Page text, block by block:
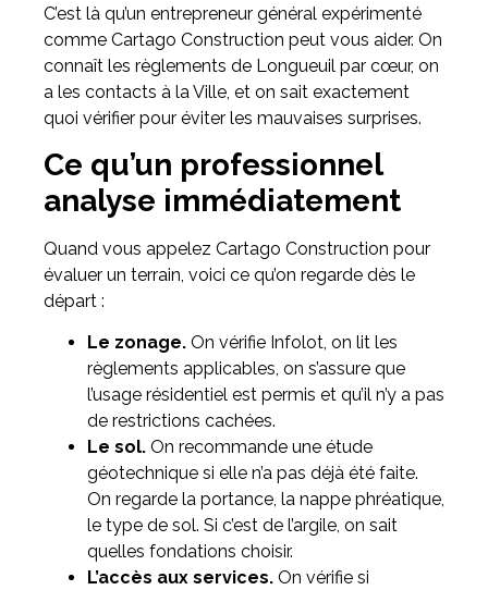
C’est là qu’un entrepreneur général expérimenté
comme Cartago Construction peut vous aider. On
connaît les règlements de Longueuil par cœur, on
a les contacts à la Ville, et on sait exactement
quoi vérifier pour éviter les mauvaises surprises.
Ce qu’un professionnel
analyse immédiatement
Quand vous appelez Cartago Construction pour
évaluer un terrain, voici ce qu’on regarde dès le
départ :
Le zonage. On vérifie Infolot, on lit les
règlements applicables, on s’assure que
l’usage résidentiel est permis et qu’il n’y a pas
de restrictions cachées.
Le sol. On recommande une étude
géotechnique si elle n’a pas déjà été faite.
On regarde la portance, la nappe phréatique,
le type de sol. Si c’est de l’argile, on sait
quelles fondations choisir.
L’accès aux services. On vérifie si